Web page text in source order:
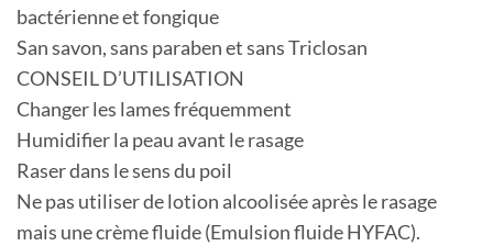
bactérienne et fongique
San savon, sans paraben et sans Triclosan
CONSEIL D’UTILISATION
Changer les lames fréquemment
Humidifier la peau avant le rasage
Raser dans le sens du poil
Ne pas utiliser de lotion alcoolisée après le rasage
mais une crème fluide (Emulsion fluide HYFAC).